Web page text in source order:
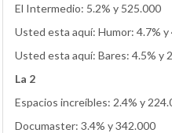
El Intermedio: 5.2% y 525.000
Usted esta aquí: Humor: 4.7% y
Usted esta aquí: Bares: 4.5% y
La 2
Espacios increíbles: 2.4% y
Documaster: 3.4% y 342.000